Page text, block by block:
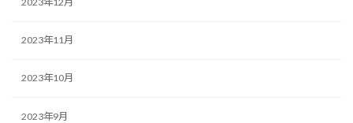
2023年11月
2023年10月
2023年9月